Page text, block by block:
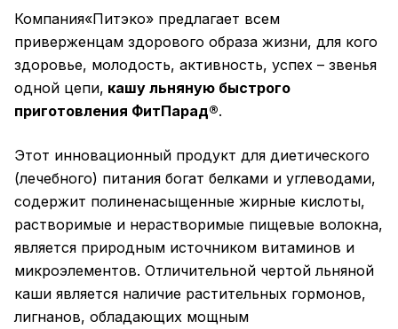
Компания«Питэко» предлагает всем
приверженцам здорового образа жизни, для кого
здоровье, молодость, активность, успех – звенья
одной цепи, кашу льняную быстрого
приготовления ФитПарад®.
Этот инновационный продукт для диетического
(лечебного) питания богат белками и углеводами,
содержит полиненасыщенные жирные кислоты,
растворимые и нерастворимые пищевые волокна,
является природным источником витаминов и
микроэлементов. Отличительной чертой льняной
каши является наличие растительных гормонов,
лигнанов, обладающих мощным